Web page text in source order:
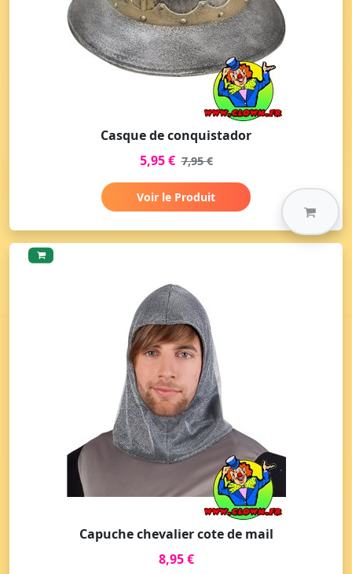
Casque de conquistador
5,95 € 7,95 €
Voir le Produit
Capuche chevalier cote de mail
8,95 €